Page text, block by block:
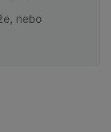
nebo